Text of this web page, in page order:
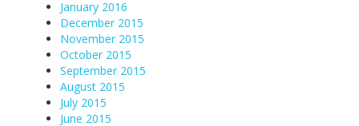
January 2016
December 2015
November 2015
October 2015
September 2015
August 2015
July 2015
June 2015